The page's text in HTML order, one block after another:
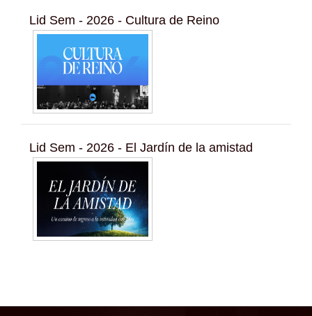
Lid Sem - 2026 - Cultura de Reino
Lid Sem - 2026 - El Jardín de la amistad